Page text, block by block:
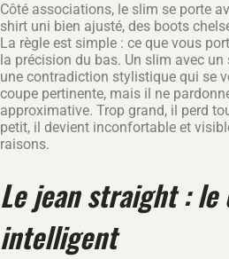
Côté associations, le slim se porte
shirt uni bien ajusté, des boots
La règle est simple : ce que vous
la précision du bas. Un slim avec un
une contradiction stylistique qui se
coupe pertinente, mais il ne
approximative. Trop grand, il perd
petit, il devient inconfortable et
raisons.
Le jean straight :
intelligent